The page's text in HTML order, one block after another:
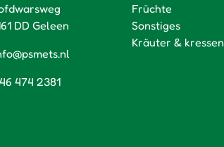
DD Geleen
474 2381
Früchte
Sonstiges
Kräuter & kressen